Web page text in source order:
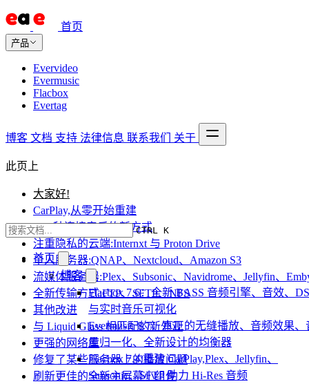
首页
产品
Evervideo
Evermusic
Flacbox
Evertag
博客 文档 支持 法律信息 联系我们 关于
CTRL K
首页
博客
Flacbox 7.6：全新 BASS 音频引擎、音效、
与实时音乐可视化
Evermusic 8.7：真正的无缝播放、音频效果、
量归一化、全新设计的均衡器
Flacbox 7.4:重建 CarPlay,Plex、Jellyfin、
Subsonic、SFTP 助力 Hi-Res 音频
此页上
大家好!
CarPlay,从零开始重建
10+ 种连接音乐的新方式
注重隐私的云端:Internxt 与 Proton Drive
个人服务器:QNAP、Nextcloud、Amazon S3
流媒体服务器:Plex、Subsonic、Navidrome、Jellyfin、
全新传输方式:FTP、SFTP、NFS
其他改进
与 Liquid Glass 相匹配的新外观
更强的网络库
修复了某些服务器上的播放问题
刷新更佳的全新主屏幕小组件